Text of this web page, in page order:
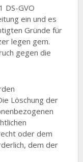
DS-GVO
ein und es
Gründe für
legen gem.
gegen die
Löschung der
oder dem
dem der